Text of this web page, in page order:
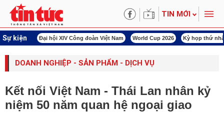
TIN MỚI
Sự kiện
ngày đêm Đại hội XIV Công đoàn Việt Nam World Cup 2026 Kỳ họp thứ
DOANH NGHIỆP - SẢN PHẨM - DỊCH VỤ
Kết nối Việt Nam - Thái Lan nhân kỷ
niệm 50 năm quan hệ ngoại giao